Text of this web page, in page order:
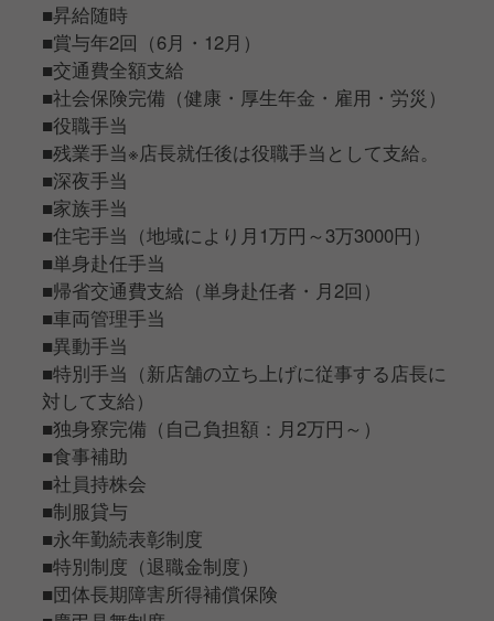
■昇給随時
■賞与年2回（6月・12月）
■交通費全額支給
■社会保険完備（健康・厚生年金・雇用・労災）
■役職手当
■残業手当※店長就任後は役職手当として支給。
■深夜手当
■家族手当
■住宅手当（地域により月1万円～3万3000円）
■単身赴任手当
■帰省交通費支給（単身赴任者・月2回）
■車両管理手当
■異動手当
■特別手当（新店舗の立ち上げに従事する店長に
対して支給）
■独身寮完備（自己負担額：月2万円～）
■食事補助
■社員持株会
■制服貸与
■永年勤続表彰制度
■特別制度（退職金制度）
■団体長期障害所得補償保険